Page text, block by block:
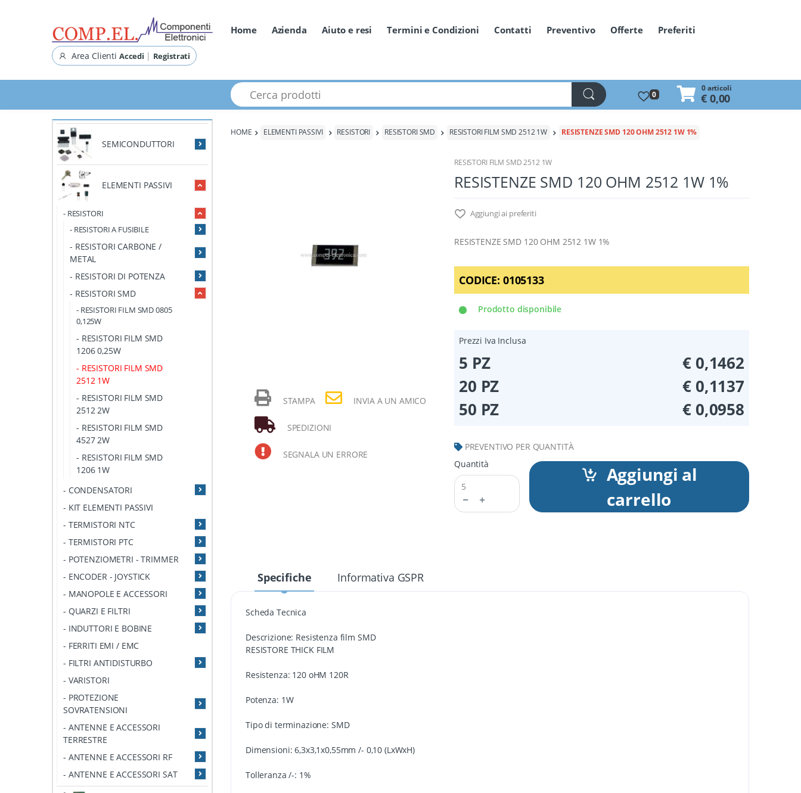
Home Azienda Aiuto e resi Termini e Condizioni Contatti Preventivo Offerte Preferiti
Area Clienti Accedi | Registrati
Cerca prodotti 0
0 articoli
€ 0,00
SEMICONDUTTORI
ELEMENTI PASSIVI
- RESISTORI
- RESISTORI A FUSIBILE
- RESISTORI CARBONE /
METAL
- RESISTORI DI POTENZA
- RESISTORI SMD
- RESISTORI FILM SMD 0805
0,125W
- RESISTORI FILM SMD
1206 0,25W
- RESISTORI FILM SMD
2512 1W
- RESISTORI FILM SMD
2512 2W
- RESISTORI FILM SMD
4527 2W
- RESISTORI FILM SMD
1206 1W
- CONDENSATORI
- KIT ELEMENTI PASSIVI
- TERMISTORI NTC
- TERMISTORI PTC
- POTENZIOMETRI - TRIMMER
- ENCODER - JOYSTICK
- MANOPOLE E ACCESSORI
- QUARZI E FILTRI
- INDUTTORI E BOBINE
- FERRITI EMI / EMC
- FILTRI ANTIDISTURBO
- VARISTORI
- PROTEZIONE
SOVRATENSIONI
- ANTENNE E ACCESSORI
TERRESTRE
- ANTENNE E ACCESSORI RF
- ANTENNE E ACCESSORI SAT
HOME ELEMENTI PASSIVI RESISTORI RESISTORI SMD RESISTORI FILM SMD 2512 1W RESISTENZE SMD 120 OHM 2512 1W 1%
STAMPA INVIA A UN AMICO
SPEDIZIONI
SEGNALA UN ERRORE
RESISTORI FILM SMD 2512 1W
RESISTENZE SMD 120 OHM 2512 1W 1%
Aggiungi ai preferiti
RESISTENZE SMD 120 OHM 2512 1W 1%
CODICE: 0105133
Prodotto disponibile
Prezzi Iva Inclusa
5 PZ
€ 0,1462
20 PZ
€ 0,1137
50 PZ
€ 0,0958
PREVENTIVO PER QUANTITÀ
Quantità
Aggiungi al
carrello
Specifiche Informativa GSPR
Scheda Tecnica
Descrizione: Resistenza film SMD
RESISTORE THICK FILM
Resistenza: 120 oHM 120R
Potenza: 1W
Tipo di terminazione: SMD
Dimensioni: 6,3x3,1x0,55mm /- 0,10 (LxWxH)
Tolleranza /-: 1%